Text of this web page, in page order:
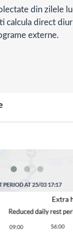
din zilele
calcula direct
externe.